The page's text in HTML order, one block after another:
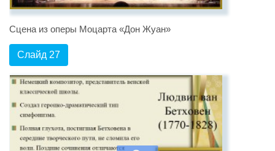
Сцена из оперы Моцарта «Дон Жуан»
Слайд 27